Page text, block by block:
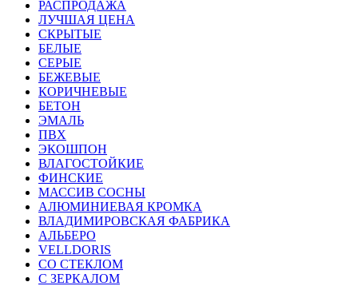
РАСПРОДАЖА
ЛУЧШАЯ ЦЕНА
СКРЫТЫЕ
БЕЛЫЕ
СЕРЫЕ
БЕЖЕВЫЕ
КОРИЧНЕВЫЕ
БЕТОН
ЭМАЛЬ
ПВХ
ЭКОШПОН
ВЛАГОСТОЙКИЕ
ФИНСКИЕ
МАССИВ СОСНЫ
АЛЮМИНИЕВАЯ КРОМКА
ВЛАДИМИРОВСКАЯ ФАБРИКА
АЛЬБЕРО
VELLDORIS
СО СТЕКЛОМ
С ЗЕРКАЛОМ